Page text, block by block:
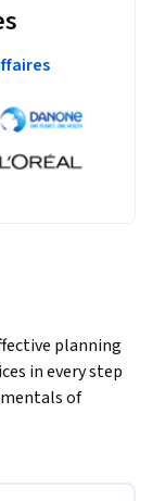
planning
in every step
of
success. In